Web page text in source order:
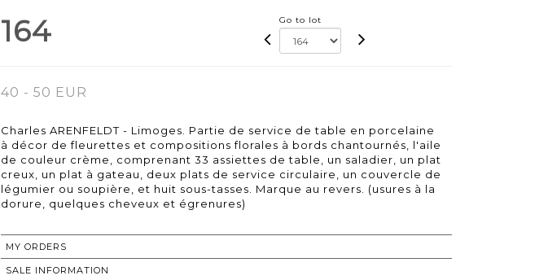
164 Go to lot
40 - 50 EUR
Charles ARENFELDT - Limoges. Partie de service de table en porcelaine
à décor de fleurettes et compositions florales à bords chantournés, l'aile
de couleur crème, comprenant 33 assiettes de table, un saladier, un plat
creux, un plat à gateau, deux plats de service circulaire, un couvercle de
légumier ou soupière, et huit sous-tasses. Marque au revers. (usures à la
dorure, quelques cheveux et égrenures)
MY ORDERS
SALE INFORMATION